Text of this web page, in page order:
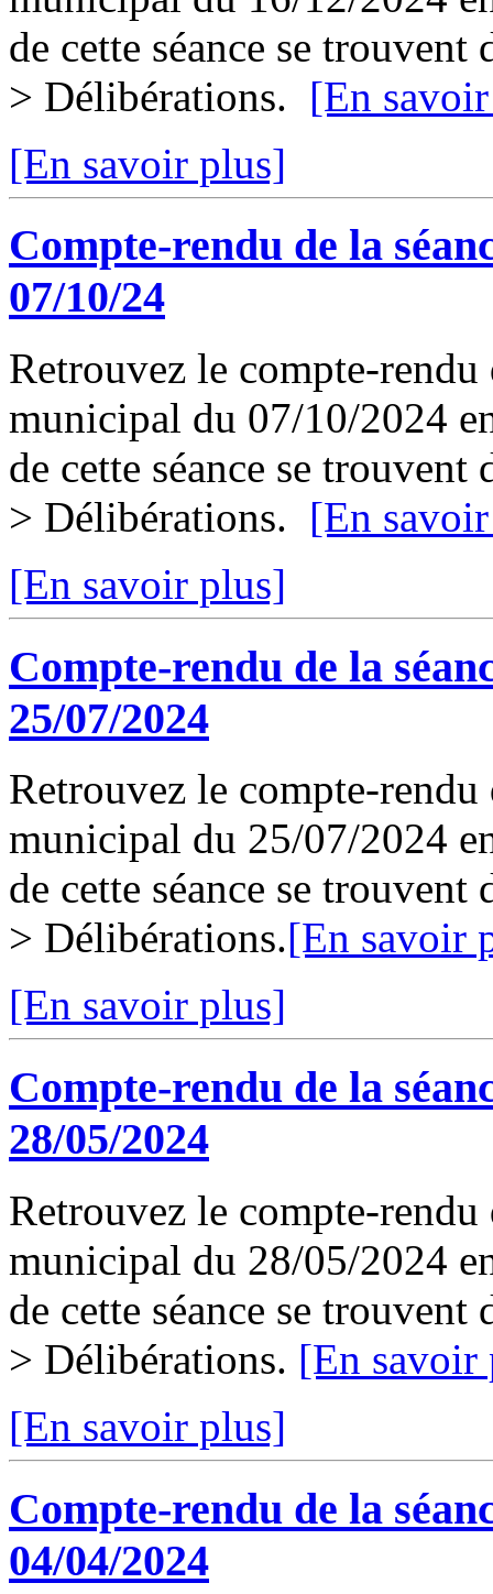
de cette séance se
> Délibérations. [En
[En savoir plus]
Compte-rendu de la
07/10/24
Retrouvez le compte-rendu
municipal du 07/10/2024
de cette séance se
> Délibérations. [En
[En savoir plus]
Compte-rendu de la
25/07/2024
Retrouvez le compte-rendu
municipal du 25/07/2024
de cette séance se
> Délibérations.[En savoir
[En savoir plus]
Compte-rendu de la
28/05/2024
Retrouvez le compte-rendu
municipal du 28/05/2024
de cette séance se
> Délibérations. [En savoir
[En savoir plus]
Compte-rendu de la
04/04/2024